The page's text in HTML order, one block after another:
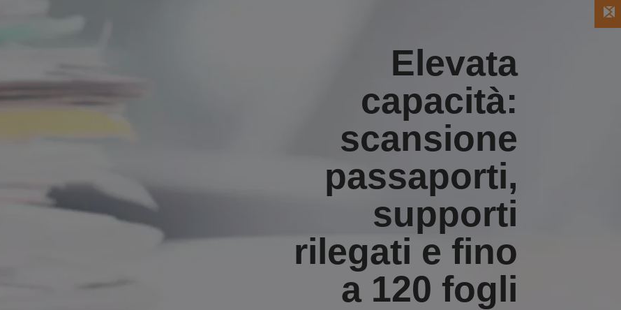
Elevata
capacità:
scansione
passaporti,
supporti
rilegati e fino
a 120 fogli